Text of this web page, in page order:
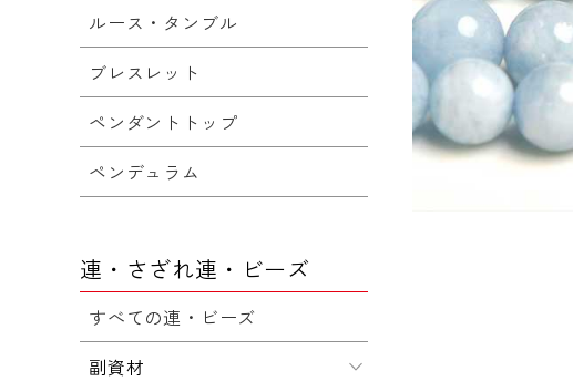
ルース・タンブル
ブレスレット
ペンダントトップ
ペンデュラム
連・さざれ連・ビーズ
すべての連・ビーズ
副資材